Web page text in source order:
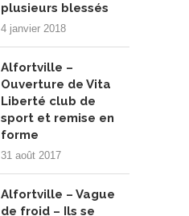
plusieurs blessés
4 janvier 2018
Alfortville –
Ouverture de Vita
Liberté club de
sport et remise en
forme
31 août 2017
Alfortville – Vague
de froid – Ils se